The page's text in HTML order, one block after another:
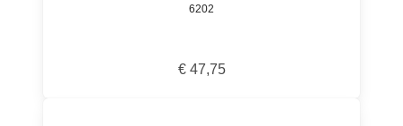
6202
€ 47,75